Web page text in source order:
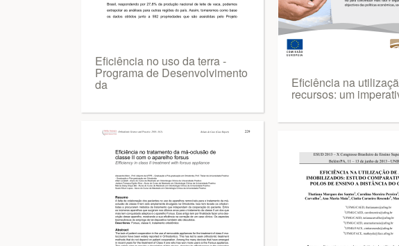
Eficiência no uso da terra -
Programa de Desenvolvimento
da Eficiência na
recursos: um